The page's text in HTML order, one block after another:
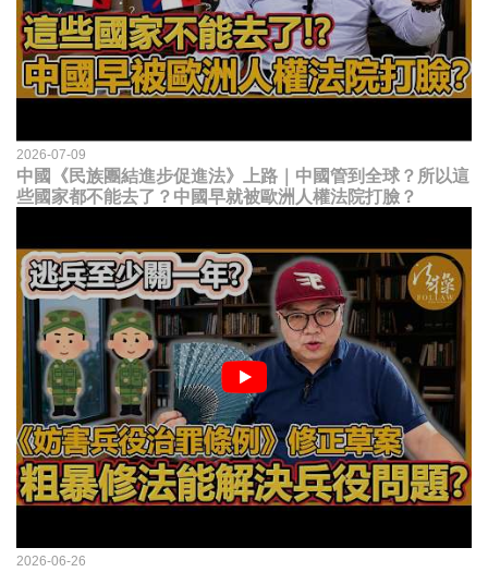
2026-07-09
中國《民族團結進步促進法》上路｜中國管到全球？所以這
些國家都不能去了？中國早就被歐洲人權法院打臉？
2026-06-26